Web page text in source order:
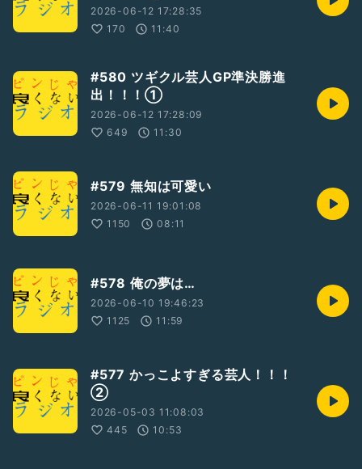
2026-06-12 17:28:35
170
11:40
#580 ツギクル芸人GP準決勝進
出！！！①
2026-06-12 17:28:09
649
11:30
#579 無知は可愛い
2026-06-11 19:01:08
1150
08:11
#578 俺の夢は…
2026-06-10 19:46:23
1125
11:59
#577 かっこよすぎる芸人！！！
②
2026-05-03 11:08:03
445
10:53